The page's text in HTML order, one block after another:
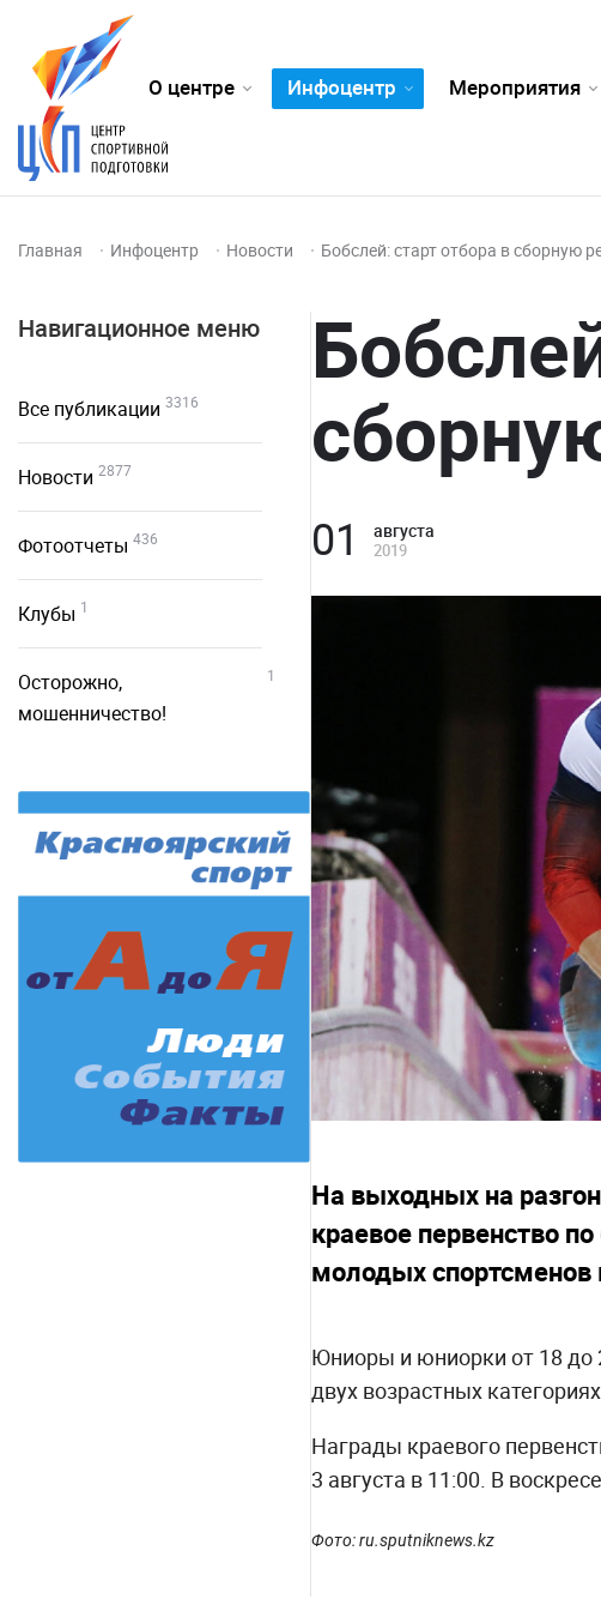
О центре Инфоцентр Мероприятия
Главная Инфоцентр Новости Бобслей: старт отбора в сборную
Навигационное меню
Все публикации 3316
Новости 2877
Фотоотчеты 436
Клубы 1
Осторожно,
мошенничество!
1
01 августа
2019
На выходных на
краевое первенство
молодых спортсменов
Юниоры и юниорки от 18 до
двух возрастных
Награды краевого
3 августа в 11:00. В
Фото: ru.sputniknews.kz